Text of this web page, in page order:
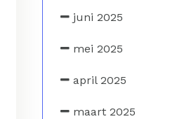
juni 2025
mei 2025
april 2025
maart 2025